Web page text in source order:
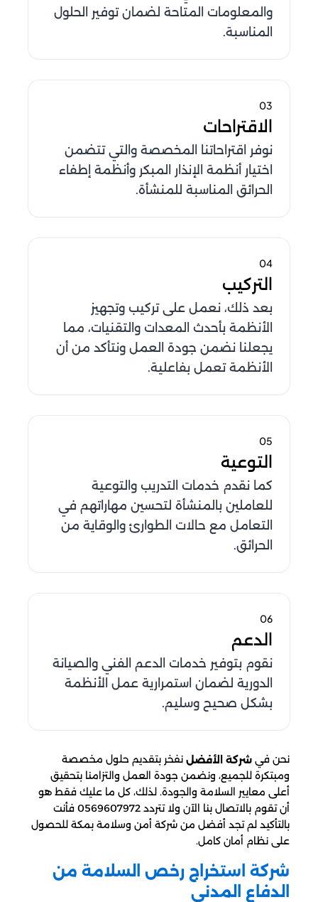
والمعلومات المتاحة لضمان توفير الحلول
المناسبة.
03
الاقتراحات
نوفر اقتراحاتنا المخصصة والتي تتضمن
اختيار أنظمة الإنذار المبكر وأنظمة إطفاء
الحرائق المناسبة للمنشأة.
04
التركيب
بعد ذلك، نعمل على تركيب وتجهيز
الأنظمة بأحدث المعدات والتقنيات، مما
يجعلنا نضمن جودة العمل ونتأكد من أن
الأنظمة تعمل بفاعلية.
05
التوعية
كما نقدم خدمات التدريب والتوعية
للعاملين بالمنشأة لتحسين مهاراتهم في
التعامل مع حالات الطوارئ والوقاية من
الحرائق.
06
الدعم
نقوم بتوفير خدمات الدعم الفني والصيانة
الدورية لضمان استمرارية عمل الأنظمة
بشكل صحيح وسليم.
نحن في شركة الأفضل نفخر بتقديم حلول مخصصة
ومبتكرة للجميع، ونضمن جودة العمل والتزامنا بتحقيق
أعلى معايير السلامة والجودة. لذلك، كل ما عليك فقط هو
أن تقوم بالاتصال بنا الآن ولا تتردد 0569607972 فأنت
بالتأكيد لم تجد أفضل من شركة أمن وسلامة بمكة للحصول
على نظام أمان كامل.
شركة استخراج رخص السلامة من
الدفاع المدني